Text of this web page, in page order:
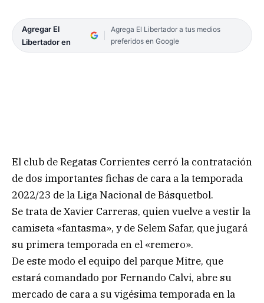
Agregar El
Libertador en
Agrega El Libertador a tus medios
preferidos en Google
El club de Regatas Corrientes cerró la contratación
de dos importantes fichas de cara a la temporada
2022/23 de la Liga Nacional de Básquetbol.
Se trata de Xavier Carreras, quien vuelve a vestir la
camiseta «fantasma», y de Selem Safar, que jugará
su primera temporada en el «remero».
De este modo el equipo del parque Mitre, que
estará comandado por Fernando Calvi, abre su
mercado de cara a su vigésima temporada en la